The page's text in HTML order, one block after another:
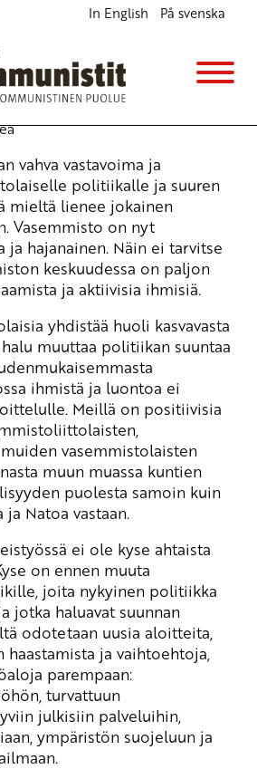
In English På svenska
vasemmistolaisesta
vahva vastavoima ja
politiikalle ja suuren
mieltä lienee jokainen
Vasemmisto on nyt
ja hajanainen. Näin ei tarvitse
keskuudessa on paljon
ja aktiivisia ihmisiä.
yhdistää huoli kasvavasta
muuttaa politiikan suuntaa
ihmistä ja luontoa ei
Meillä on positiivisia
vasemmistolaisten
muun muassa kuntien
puolesta samoin kuin
Natoa vastaan.
ei ole kyse ahtaista
on ennen muuta
joita nykyinen politiikka
jotka haluavat suunnan
odotetaan uusia aloitteita,
ja vaihtoehtoja,
parempaan:
turvattuun
julkisiin palveluihin,
ympäristön suojeluun ja